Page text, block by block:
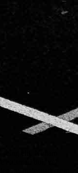
euismod dui, vel